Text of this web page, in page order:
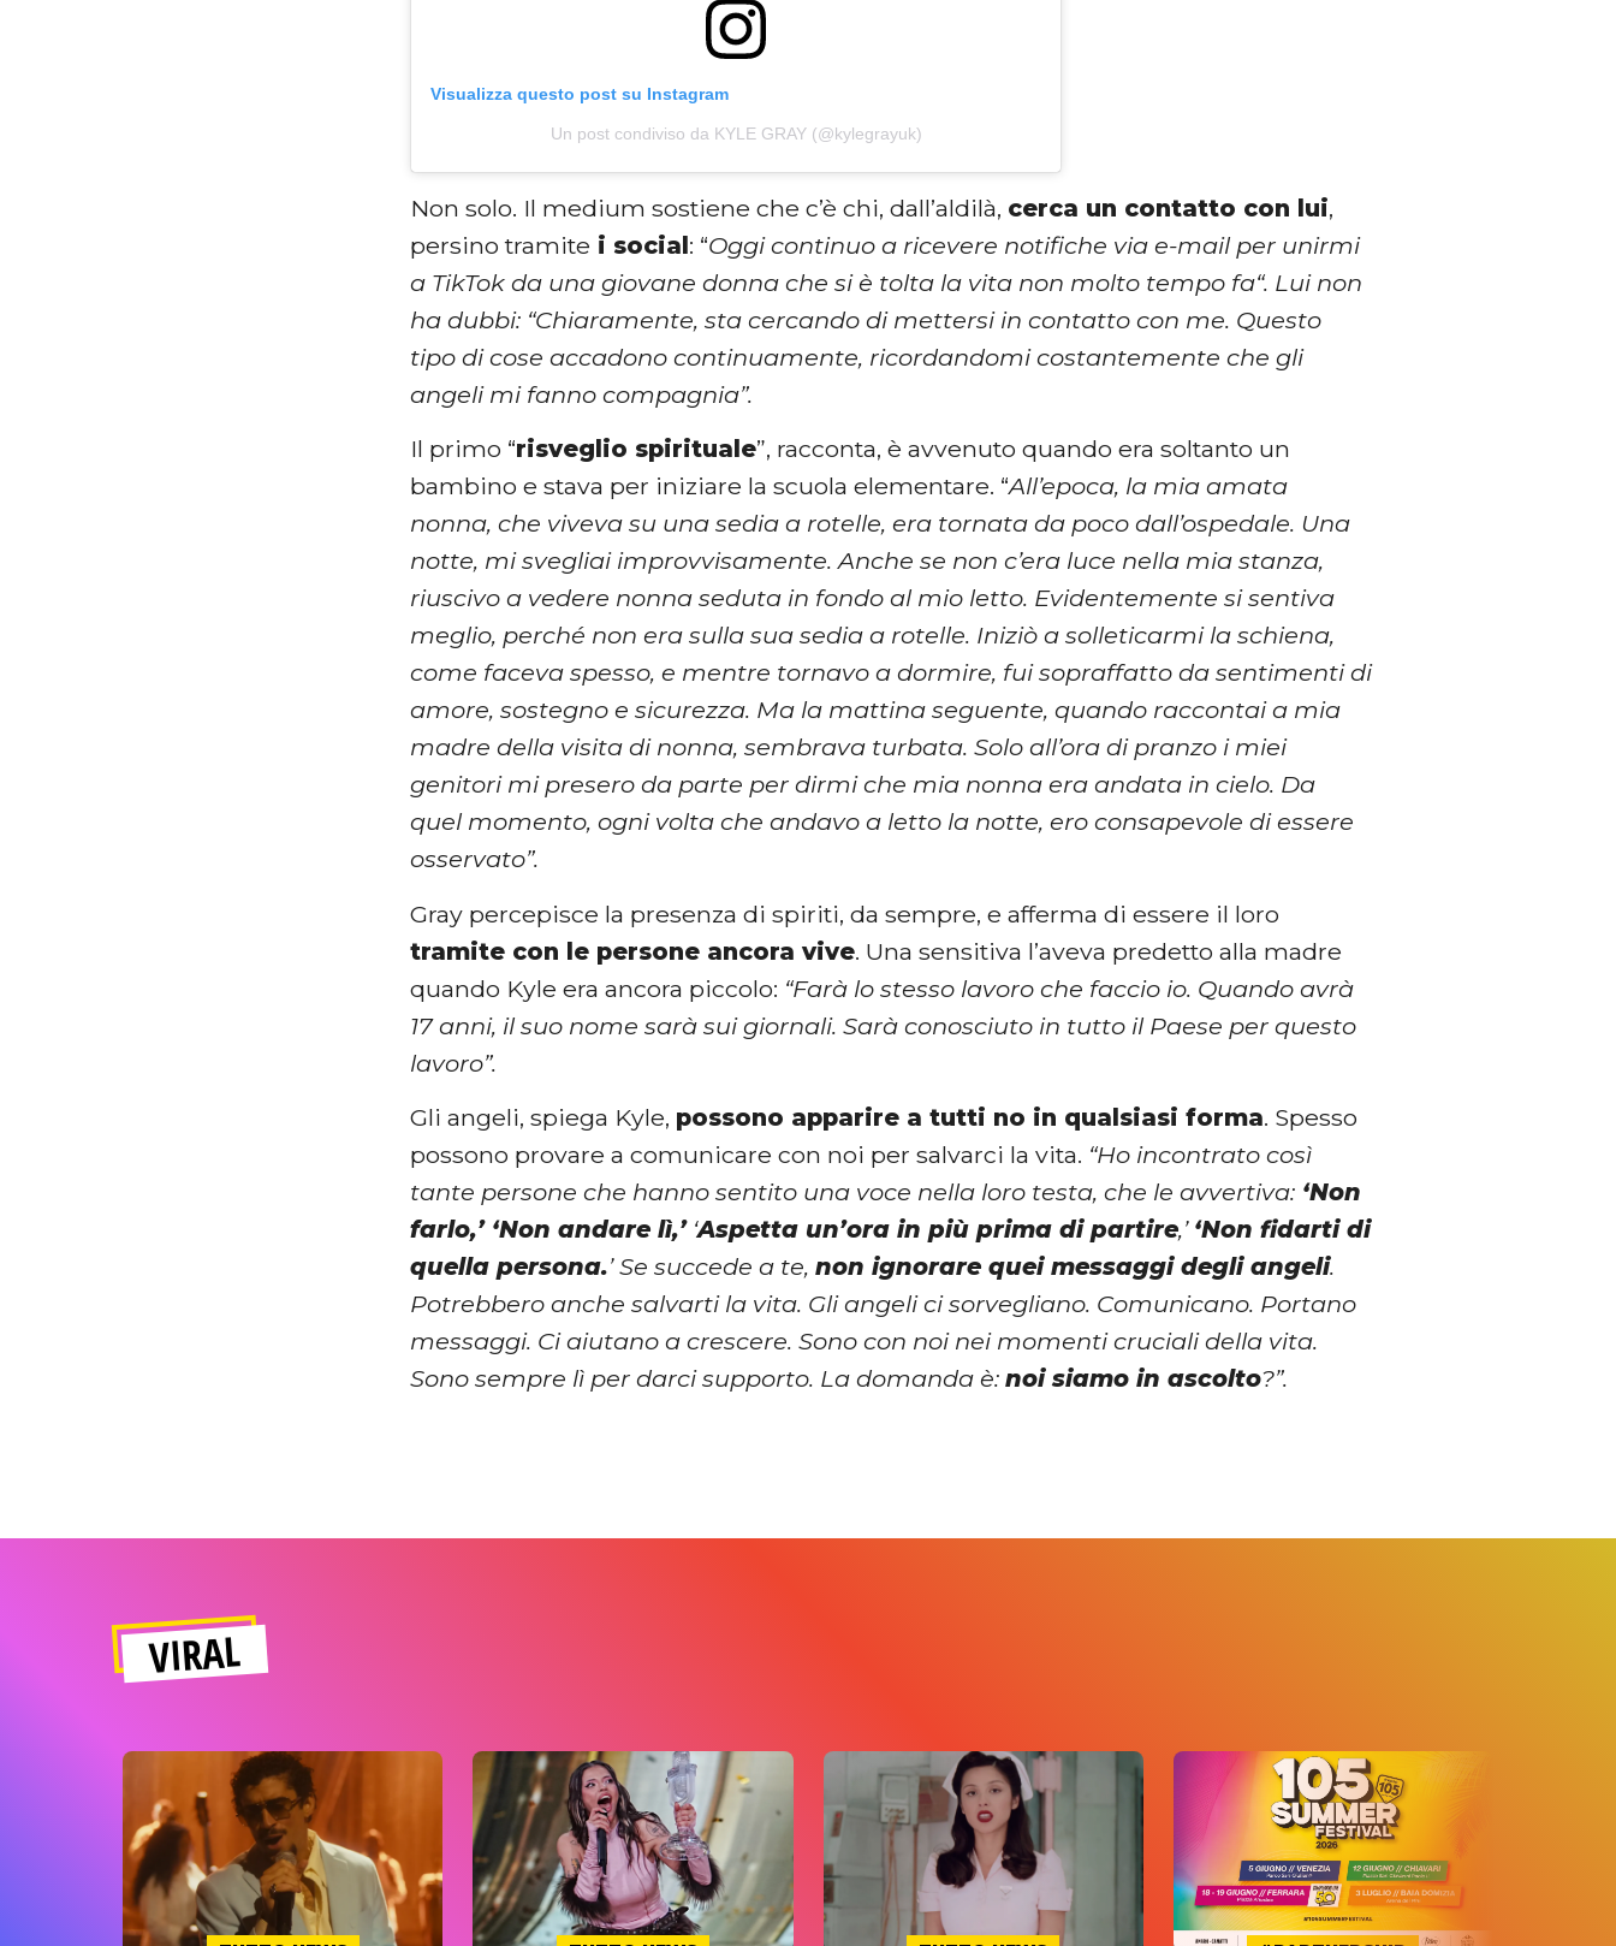
Visualizza questo post su Instagram
Un post condiviso da KYLE GRAY (@kylegrayuk)
Non solo. Il medium sostiene che c’è chi, dall’aldilà, cerca un contatto con lui,
persino tramite i social: “Oggi continuo a ricevere notifiche via e-mail per unirmi
a TikTok da una giovane donna che si è tolta la vita non molto tempo fa“. Lui non
ha dubbi: “Chiaramente, sta cercando di mettersi in contatto con me. Questo
tipo di cose accadono continuamente, ricordandomi costantemente che gli
angeli mi fanno compagnia”.
Il primo “risveglio spirituale”, racconta, è avvenuto quando era soltanto un
bambino e stava per iniziare la scuola elementare. “All’epoca, la mia amata
nonna, che viveva su una sedia a rotelle, era tornata da poco dall’ospedale. Una
notte, mi svegliai improvvisamente. Anche se non c’era luce nella mia stanza,
riuscivo a vedere nonna seduta in fondo al mio letto. Evidentemente si sentiva
meglio, perché non era sulla sua sedia a rotelle. Iniziò a solleticarmi la schiena,
come faceva spesso, e mentre tornavo a dormire, fui sopraffatto da sentimenti di
amore, sostegno e sicurezza. Ma la mattina seguente, quando raccontai a mia
madre della visita di nonna, sembrava turbata. Solo all’ora di pranzo i miei
genitori mi presero da parte per dirmi che mia nonna era andata in cielo. Da
quel momento, ogni volta che andavo a letto la notte, ero consapevole di essere
osservato”.
Gray percepisce la presenza di spiriti, da sempre, e afferma di essere il loro
tramite con le persone ancora vive. Una sensitiva l’aveva predetto alla madre
quando Kyle era ancora piccolo: “Farà lo stesso lavoro che faccio io. Quando avrà
17 anni, il suo nome sarà sui giornali. Sarà conosciuto in tutto il Paese per questo
lavoro”.
Gli angeli, spiega Kyle, possono apparire a tutti no in qualsiasi forma. Spesso
possono provare a comunicare con noi per salvarci la vita. “Ho incontrato così
tante persone che hanno sentito una voce nella loro testa, che le avvertiva: ‘Non
farlo,’ ‘Non andare lì,’‘Aspetta un’ora in più prima di partire,’ ‘Non fidarti di
quella persona.’ Se succede a te,non ignorare quei messaggi degli angeli.
Potrebbero anche salvarti la vita. Gli angeli ci sorvegliano. Comunicano. Portano
messaggi. Ci aiutano a crescere. Sono con noi nei momenti cruciali della vita.
Sono sempre lì per darci supporto. La domanda è:noi siamo in ascolto?”.
VIRAL